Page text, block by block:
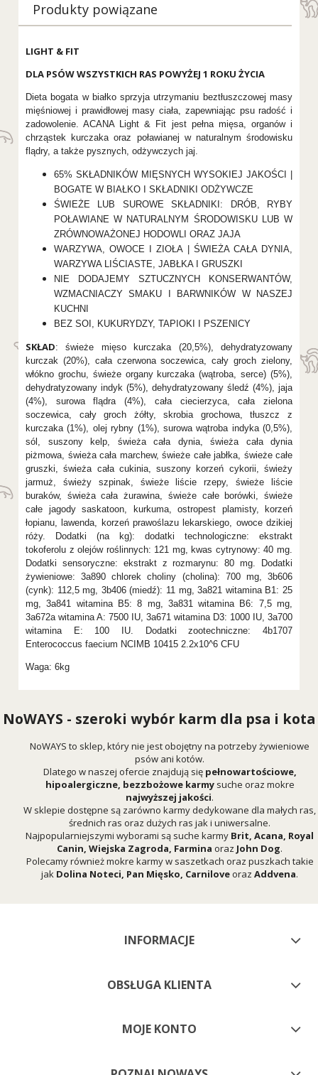
Produkty powiązane
LIGHT & FIT
DLA PSÓW WSZYSTKICH RAS POWYŻEJ 1 ROKU ŻYCIA
Dieta bogata w białko sprzyja utrzymaniu beztłuszczowej masy
mięśniowej i prawidłowej masy ciała, zapewniając psu radość i
zadowolenie. ACANA Light & Fit jest pełna mięsa, organów i
chrząstek kurczaka oraz poławianej w naturalnym środowisku
flądry, a także pysznych, odżywczych jaj.
65% SKŁADNIKÓW MIĘSNYCH WYSOKIEJ JAKOŚCI |
BOGATE W BIAŁKO I SKŁADNIKI ODŻYWCZE
ŚWIEŻE LUB SUROWE SKŁADNIKI: DRÓB, RYBY
POŁAWIANE W NATURALNYM ŚRODOWISKU LUB W
ZRÓWNOWAŻONEJ HODOWLI ORAZ JAJA
WARZYWA, OWOCE I ZIOŁA | ŚWIEŻA CAŁA DYNIA,
WARZYWA LIŚCIASTE, JABŁKA I GRUSZKI
NIE DODAJEMY SZTUCZNYCH KONSERWANTÓW,
WZMACNIACZY SMAKU I BARWNIKÓW W NASZEJ
KUCHNI
BEZ SOI, KUKURYDZY, TAPIOKI I PSZENICY
SKŁAD: świeże mięso kurczaka (20,5%), dehydratyzowany
kurczak (20%), cała czerwona soczewica, cały groch zielony,
włókno grochu, świeże organy kurczaka (wątroba, serce) (5%),
dehydratyzowany indyk (5%), dehydratyzowany śledź (4%), jaja
(4%), surowa flądra (4%), cała ciecierzyca, cała zielona
soczewica, cały groch żółty, skrobia grochowa, tłuszcz z
kurczaka (1%), olej rybny (1%), surowa wątroba indyka (0,5%),
sól, suszony kelp, świeża cała dynia, świeża cała dynia
piżmowa, świeża cała marchew, świeże całe jabłka, świeże całe
gruszki, świeża cała cukinia, suszony korzeń cykorii, świeży
jarmuż, świeży szpinak, świeże liście rzepy, świeże liście
buraków, świeża cała żurawina, świeże całe borówki, świeże
całe jagody saskatoon, kurkuma, ostropest plamisty, korzeń
łopianu, lawenda, korzeń prawoślazu lekarskiego, owoce dzikiej
róży. Dodatki (na kg): dodatki technologiczne: ekstrakt
tokoferolu z olejów roślinnych: 121 mg, kwas cytrynowy: 40 mg.
Dodatki sensoryczne: ekstrakt z rozmarynu: 80 mg. Dodatki
żywieniowe: 3a890 chlorek choliny (cholina): 700 mg, 3b606
(cynk): 112,5 mg, 3b406 (miedź): 11 mg, 3a821 witamina B1: 25
mg, 3a841 witamina B5: 8 mg, 3a831 witamina B6: 7,5 mg,
3a672a witamina A: 7500 IU, 3a671 witamina D3: 1000 IU, 3a700
witamina E: 100 IU. Dodatki zootechniczne: 4b1707
Enterococcus faecium NCIMB 10415 2.2x10^6 CFU
Waga: 6kg
NoWAYS - szeroki wybór karm dla psa i kota
NoWAYS to sklep, który nie jest obojętny na potrzeby żywieniowe
psów ani kotów.
Dlatego w naszej ofercie znajdują się pełnowartościowe,
hipoalergiczne, bezzbożowe karmy suche oraz mokre
najwyższej jakości.
W sklepie dostępne są zarówno karmy dedykowane dla małych ras,
średnich ras oraz dużych ras jak i uniwersalne.
Najpopularniejszymi wyborami są suche karmy Brit, Acana, Royal
Canin, Wiejska Zagroda, Farmina oraz John Dog.
Polecamy również mokre karmy w saszetkach oraz puszkach takie
jak Dolina Noteci, Pan Mięsko, Carniloveoraz Addvena.
INFORMACJE
OBSŁUGA KLIENTA
MOJE KONTO